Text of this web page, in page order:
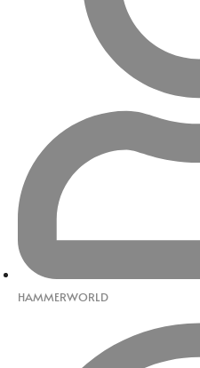
HAMMERWORLD